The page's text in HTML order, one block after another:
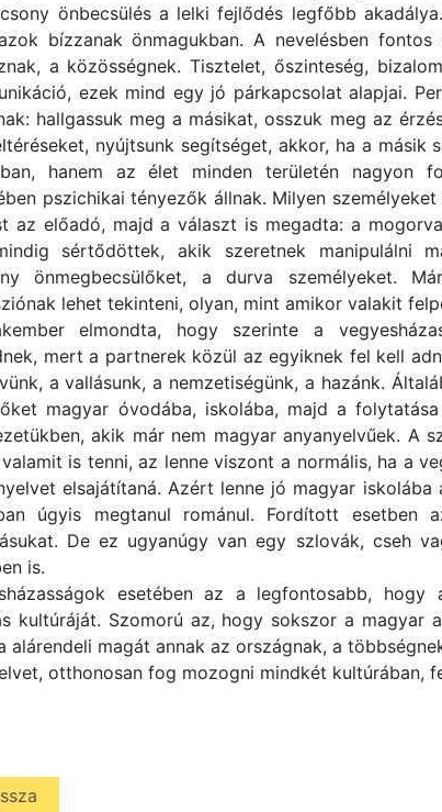
önbecsülés a lelki fejlődés legfőbb
bízzanak önmagukban. A nevelésben
a közösségnek. Tisztelet, őszinteség,
ezek mind egy jó párkapcsolat alapjai.
hallgassuk meg a másikat, osszuk meg az
nyújtsunk segítséget, akkor, ha a másik
hanem az élet minden területén nagyon
pszichikai tényezők állnak. Milyen
az előadó, majd a választ is megadta: a
sértődöttek, akik szeretnek manipulálni
önmegbecsülőket, a durva személyeket.
lehet tekinteni, olyan, mint amikor valakit
elmondta, hogy szerinte a
mert a partnerek közül az egyiknek fel kell
a vallásunk, a nemzetiségünk, a hazánk.
magyar óvodába, iskolába, majd a
akik már nem magyar anyanyelvűek. A
is tenni, az lenne viszont a normális, ha a
elsajátítaná. Azért lenne jó magyar iskolába
úgyis megtanul románul. Fordított esetben
De ez ugyanúgy van egy szlovák, cseh
is.
esetében az a legfontosabb,
kultúráját. Szomorú az, hogy sokszor a magyar
alárendeli magát annak az országnak, a
otthonosan fog mozogni mindkét kultúrában,